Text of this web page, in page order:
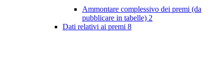
Ammontare complessivo dei premi (da
pubblicare in tabelle) 2
Dati relativi ai premi 8